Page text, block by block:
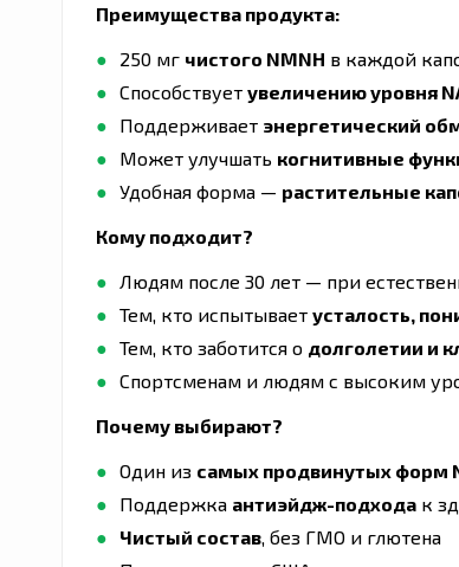
Преимущества продукта:
250 мг чистого NMNH в каждой
Способствует увеличению уровня
Поддерживает энергетический
Может улучшать когнитивные
Удобная форма — растительные
Кому подходит?
Людям после 30 лет — при
Тем, кто испытывает усталость,
Тем, кто заботится о долголетии и
Спортсменам и людям с высоким
Почему выбирают?
Один из самых продвинутых форм
Поддержка антиэйдж-подхода к
Чистый состав , без ГМО и глютена